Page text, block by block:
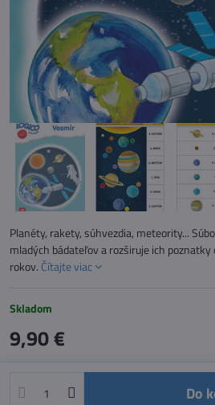
Planéty, rakety, súhvezdia, meteority...
mladých bádateľov a rozširuje ich poznatky
rokov. Čítajte viac
Skladom
9,90 €
Do